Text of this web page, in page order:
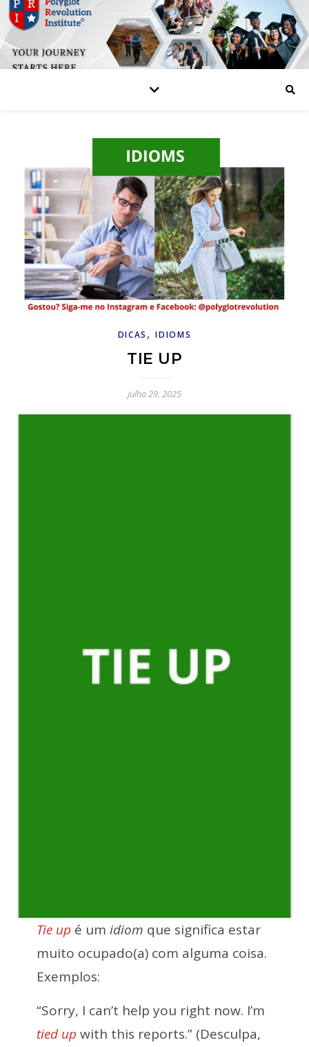
DICAS ,IDIOMS
TIE UP
julho 29, 2025
Tie up é um idiom que significa estar
muito ocupado(a) com alguma coisa.
Exemplos:
“Sorry, I can’t help you right now. I’m
tied up with this reports.” (Desculpa,